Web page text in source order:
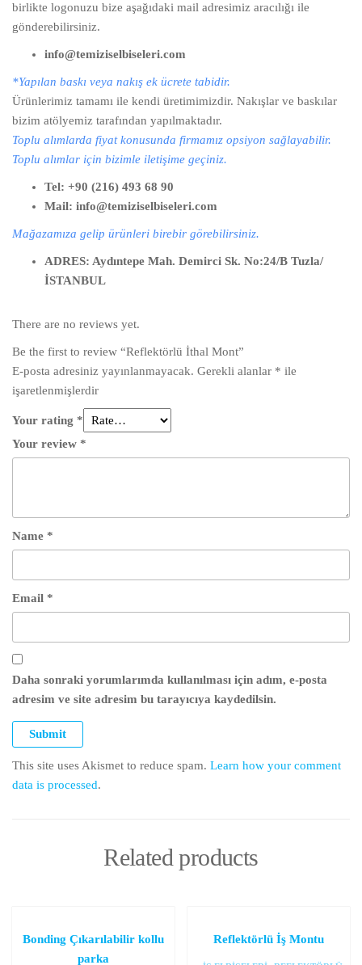
birlikte logonuzu bize aşağıdaki mail adresimiz aracılığı ile
gönderebilirsiniz.
info@temiziselbiseleri.com
*Yapılan baskı veya nakış ek ücrete tabidir.
Ürünlerimiz tamamı ile kendi üretimimizdir. Nakışlar ve baskılar
bizim atölyemiz tarafından yapılmaktadır.
Toplu alımlarda fiyat konusunda firmamız opsiyon sağlayabilir.
Toplu alımlar için bizimle iletişime geçiniz.
Tel: +90 (216) 493 68 90
Mail: info@temiziselbiseleri.com
Mağazamıza gelip ürünleri birebir görebilirsiniz.
ADRES: Aydıntepe Mah. Demirci Sk. No:24/B Tuzla/
İSTANBUL
There are no reviews yet.
Be the first to review “Reflektörlü İthal Mont”
E-posta adresiniz yayınlanmayacak. Gerekli alanlar * ile
işaretlenmişlerdir
Your rating *
Your review *
Name *
Email *
Daha sonraki yorumlarımda kullanılması için adım, e-posta
adresim ve site adresim bu tarayıcıya kaydedilsin.
This site uses Akismet to reduce spam. Learn how your comment
data is processed.
Related products
Bonding Çıkarılabilir kollu
parka
Reflektörlü İş Montu